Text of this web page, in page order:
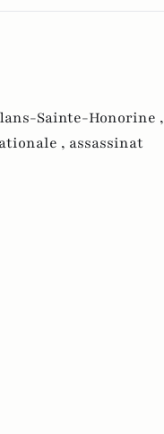
Sainte-Honorine ,
, assassinat